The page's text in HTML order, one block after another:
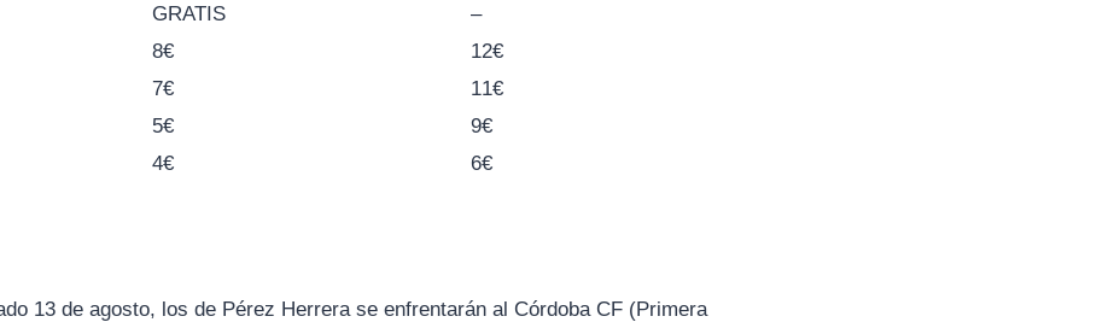
GRATIS
–
8€
12€
7€
11€
5€
9€
4€ 6€
13 de agosto, los de Pérez Herrera se enfrentarán al Córdoba CF (Primera